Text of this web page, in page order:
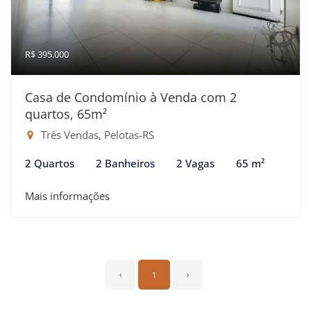
R$ 395.000
Casa de Condomínio à Venda com 2
quartos, 65m²
Três Vendas, Pelotas-RS
2 Quartos 2 Banheiros 2 Vagas 65 m²
Mais informações
‹ 1 ›